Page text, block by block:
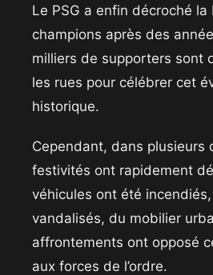
Le PSG a enfin décroché la
champions après des
milliers de supporters sont
les rues pour célébrer cet
historique.
Cependant, dans plusieurs
festivités ont rapidement
véhicules ont été
vandalisés, du mobilier
affrontements ont opposé
aux forces de l’ordre.